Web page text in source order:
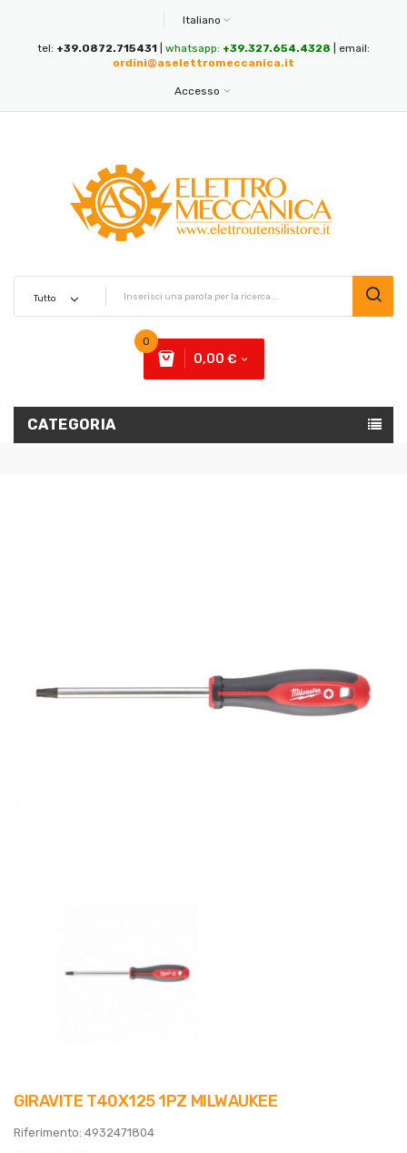
Italiano
tel: +39.0872.715431 whatsapp: +39.327.654.4328 | email:
ordini@aselettromeccanica.it
Accesso
0
0,00 €
CATEGORIA
GIRAVITE T40X125 1PZ MILWAUKEE
Riferimento: 4932471804